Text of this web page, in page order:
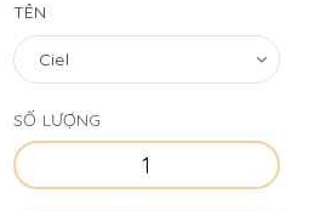
TÊN
SỐ LƯỢNG